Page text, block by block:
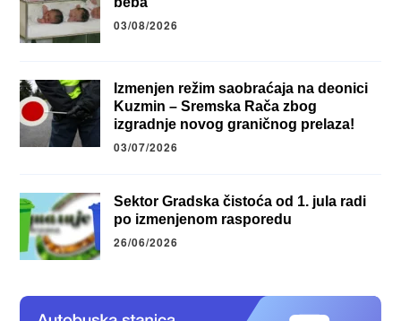
03/08/2026
Izmenjen režim saobraćaja na deonici
Kuzmin – Sremska Rača zbog
izgradnje novog graničnog prelaza!
03/07/2026
Sektor Gradska čistoća od 1. jula radi
po izmenjenom rasporedu
26/06/2026